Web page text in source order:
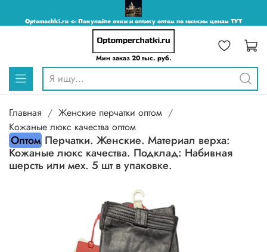
Optomochki.ru <-- Покупайте очки и оптику оптом по низким ценам ТУТ
Мин заказ 20 тыс. руб.
Главная
Женские перчатки оптом
Кожаные люкс качества оптом
Оптом Перчатки. Женские. Материал верха:
Кожаные люкс качества. Подклад: Набивная
шерсть или мех. 5 шт в упаковке.